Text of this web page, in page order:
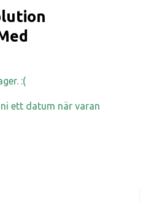
:(
ett datum när varan